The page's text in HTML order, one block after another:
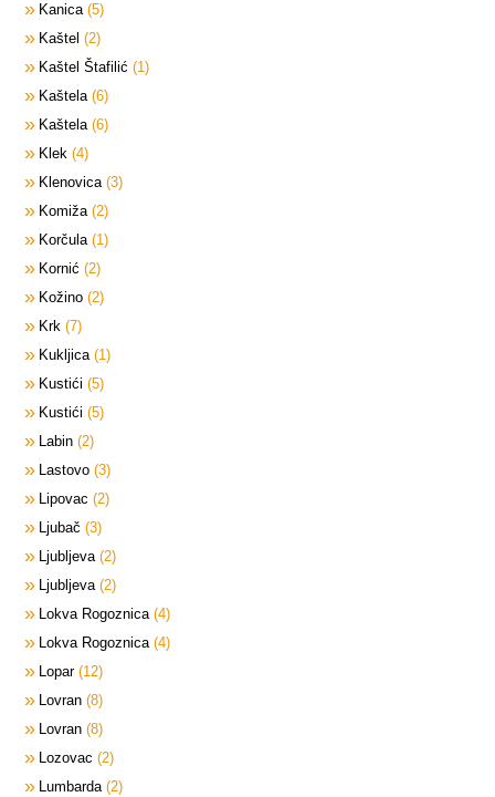
Kanica 5
Kaštel
2
Kaštel Štafilić
1
Kaštela 6
Kaštela 6
Klek 4
Klenovica 3
Komiža 2
Korčula 1
Kornić 2
Kožino 2
Krk 7
Kukljica 1
Kustići 5
Kustići 5
Labin 2
Lastovo 3
Lipovac 2
Ljubač 3
Ljubljeva 2
Ljubljeva 2
Lokva Rogoznica 4
Lokva Rogoznica 4
Lopar 12
Lovran 8
Lovran 8
Lozovac 2
Lumbarda 2